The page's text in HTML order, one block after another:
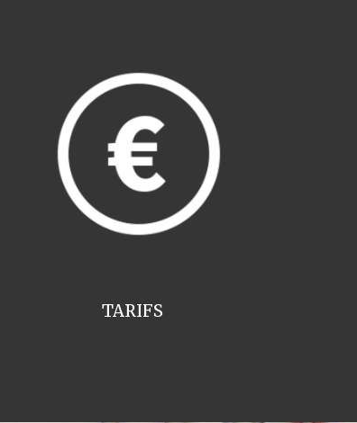
TARIFS